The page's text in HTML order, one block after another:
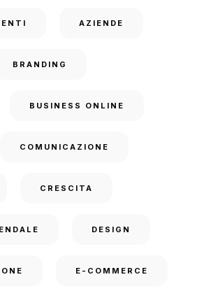
AZIENDE
BRANDING
BUSINESS ONLINE
COMUNICAZIONE
CRESCITA
DESIGN
E-COMMERCE